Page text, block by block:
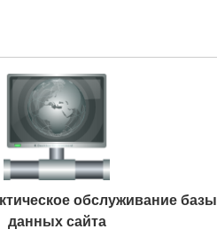
обслуживание базы
данных сайта